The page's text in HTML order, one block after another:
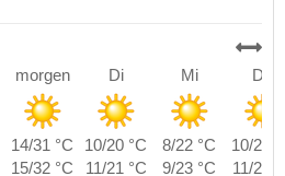
morgen Di Mi Do
14/31 °C 10/20 °C 8/22 °C
10/24
15/32 °C 11/21 °C 9/23 °C 11/25